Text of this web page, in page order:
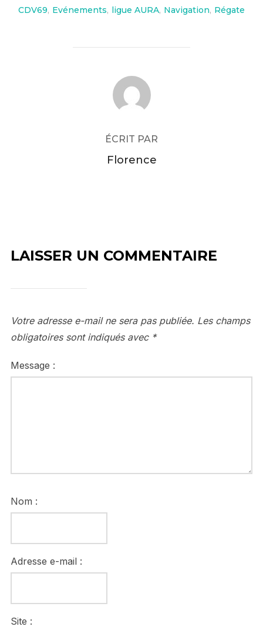
CDV69, Evénements, ligue AURA, Navigation, Régate
AUTEUR DE LA PUBLICATION
ÉCRIT PAR
Florence
LAISSER UN COMMENTAIRE
Votre adresse e-mail ne sera pas publiée. Les champs
obligatoires sont indiqués avec *
Message :
Nom :
Adresse e-mail :
Site :